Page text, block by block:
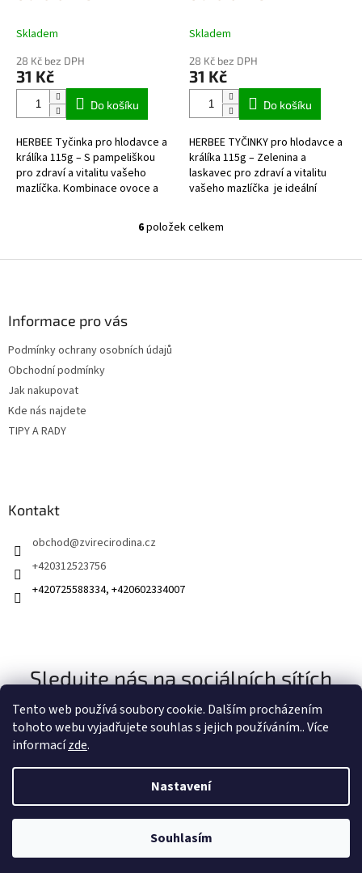
Tento web používá soubory cookie. Dalším procházením
tohoto webu vyjadřujete souhlas s jejich používáním.. Více
informacízde.
Nastavení
Souhlasím
ovoce a zelenina s
Skladem
28 Kč bez DPH
31 Kč
Do košíku
HERBEE Tyčinka pro hlodavce a
králíka 115g – S pampeliškou
pro zdraví a vitalitu vašeho
mazlíčka. Kombinace ovoce a
zelenina a laskavec
Skladem
28 Kč bez DPH
31 Kč
Do košíku
HERBEE TYČINKY pro hlodavce a
králíka 115g – Zelenina a
laskavec pro zdraví a vitalitu
vašeho mazlíčka je ideální
králíky, kteří si...
O
l
6položek celkem
Informace pro vás
Podmínky ochrany osobních údajů
Obchodní podmínky
Jak nakupovat
Kde nás najdete
TIPY A RADY
Kontakt
obchod@zvirecirodina.cz
+420312523756
+420725588334, +420602334007
Sledujte nás na sociálních sítích
Vytvořil Shoptet
Zvířecí rodina. Všechna práva vyhrazena.
Získejte slevu 100 Kč